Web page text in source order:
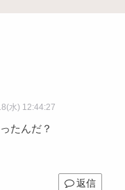
水) 12:44:27
たんだ？
返信